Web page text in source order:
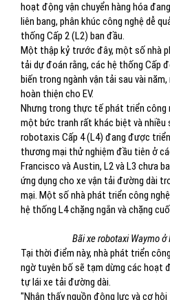
hoạt động vận chuyển hàng hóa
liên bang, phân khúc công nghệ dễ
thống Cấp 2 (L2) ban đầu.
Một thập kỷ trước đây, một số nhà
tải dự đoán rằng, các hệ thống Cấp
biến trong ngành vận tải sau vài
hoàn thiện cho EV.
Nhưng trong thực tế phát triển công
một bức tranh rất khác biệt và nhiều
robotaxis Cấp 4 (L4) đang được
thương mại thử nghiệm đầu tiên ở
Francisco và Austin, L2 và L3 chưa
ứng dụng cho xe vận tải đường dài
mại. Một số nhà phát triển công
hệ thống L4 chặng ngắn và chặng
Bãi xe robotaxi Waymo
Tại thời điểm này, nhà phát triển
ngờ tuyên bố sẽ tạm dừng các hoạt
tự lái xe tải đường dài.
"Nhận thấy nguồn động lực và cơ